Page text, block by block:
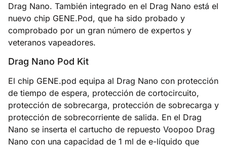
Drag Nano. También integrado en el Drag Nano está el
nuevo chip GENE.Pod, que ha sido probado y
comprobado por un gran número de expertos y
veteranos vapeadores.
Drag Nano Pod Kit
El chip GENE.pod equipa al Drag Nano con protección
de tiempo de espera, protección de cortocircuito,
protección de sobrecarga, protección de sobrecarga y
protección de sobrecorriente de salida. En el Drag
Nano se inserta el cartucho de repuesto Voopoo Drag
Nano con una capacidad de 1 ml de e-líquido que